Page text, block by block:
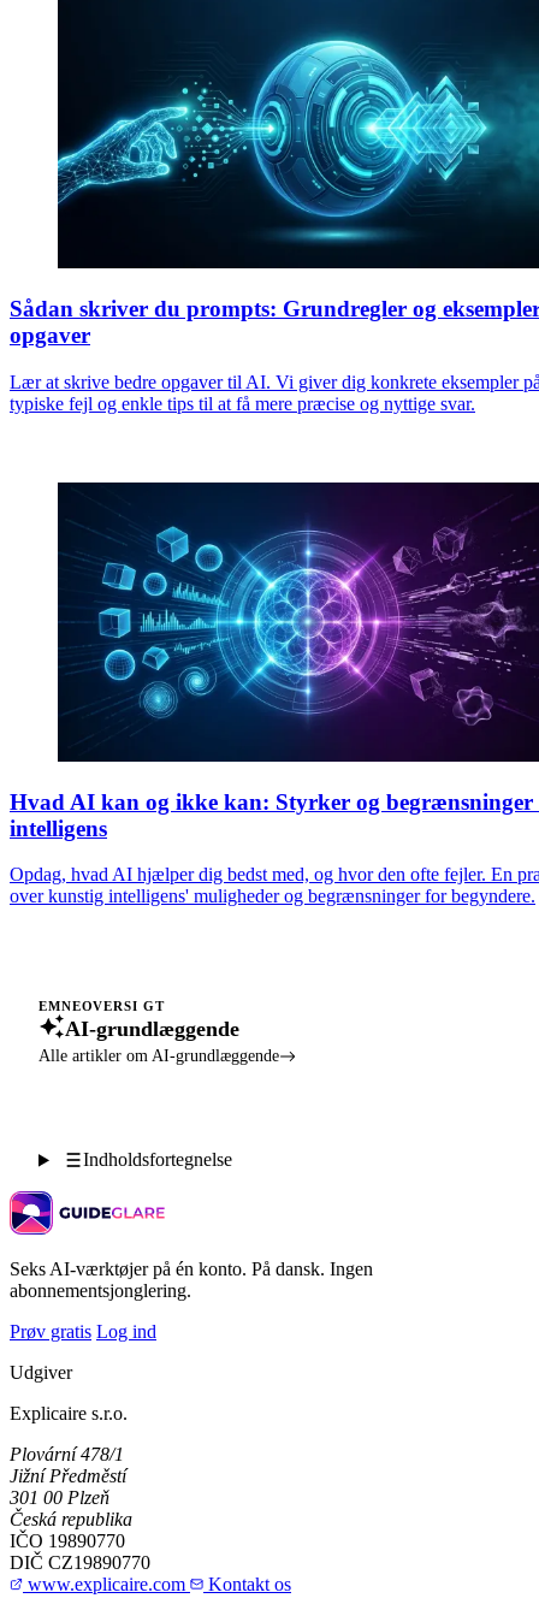
Sådan skriver du prompts: Grundregler og
opgaver
Lær at skrive bedre opgaver til AI. Vi giver dig konkrete eksempler
typiske fejl og enkle tips til at få mere præcise og nyttige svar.
Hvad AI kan og ikke kan: Styrker og begrænsninger
intelligens
Opdag, hvad AI hjælper dig bedst med, og hvor den ofte fejler. En
over kunstig intelligens' muligheder og begrænsninger for begyndere.
EMNEOVERSI GT
AI-grundlæggende
Alle artikler om AI-grundlæggende
Indholdsfortegnelse
Seks AI-værktøjer på én konto. På dansk. Ingen
abonnementsjonglering.
Prøv gratis Log ind
Udgiver
Explicaire s.r.o.
Plovární 478/1
Jižní Předměstí
301 00 Plzeň
Česká republika
IČO 19890770
DIČ CZ19890770
www.explicaire.com
Kontakt os